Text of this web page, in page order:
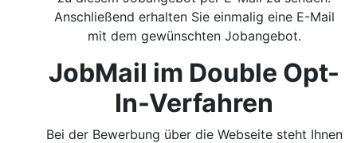
Anschließend erhalten Sie einmalig eine E-Mail
mit dem gewünschten Jobangebot.
JobMail im Double Opt-
In-Verfahren
Bei der Bewerbung über die Webseite steht Ihnen